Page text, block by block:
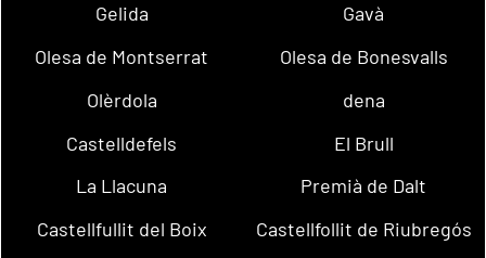
Gelida
Gavà
Olesa de Montserrat
Olesa de Bonesvalls
Olèrdola
dena
Castelldefels
El Brull
La Llacuna
Premià de Dalt
Castellfullit del Boix
Castellfollit de Riubregós